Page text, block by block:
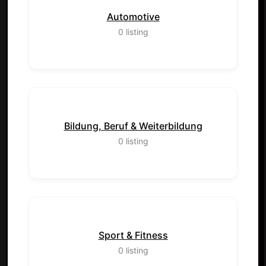
Automotive
0 listing
Bildung, Beruf & Weiterbildung
0 listing
Sport & Fitness
0 listing